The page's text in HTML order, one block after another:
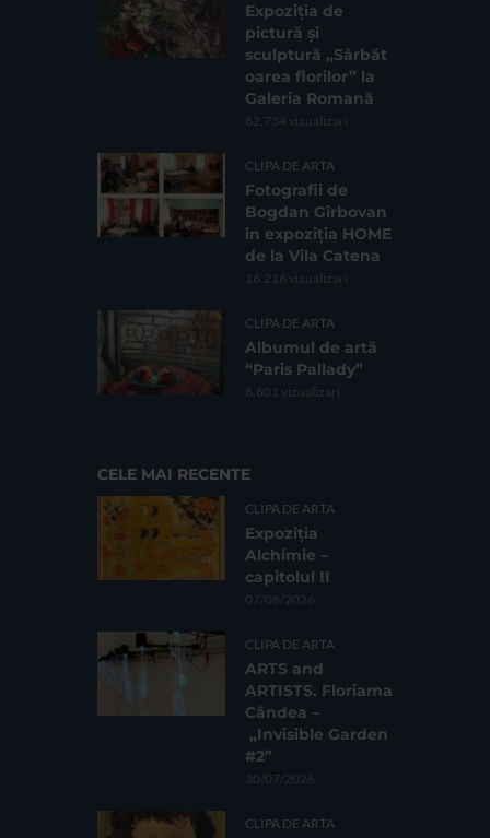
Expoziția de
pictură și
sculptură „Sărbăt
oarea florilor” la
Galeria Romană
62.734 vizualizari
CLIPA DE ARTA
Fotografii de
Bogdan Gîrbovan
în expoziția HOME
de la Vila Catena
16.216 vizualizari
CLIPA DE ARTA
Albumul de artă
“Paris Pallady”
6.601 vizualizari
CELE MAI RECENTE
CLIPA DE ARTA
Expoziția
Alchimie –
capitolul II
07/08/2026
CLIPA DE ARTA
ARTS and
ARTISTS. Floriama
Cândea –
„Invisible Garden
#2”
30/07/2026
CLIPA DE ARTA